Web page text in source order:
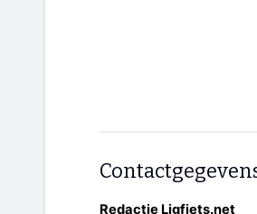
Redactie Ligfiets.net